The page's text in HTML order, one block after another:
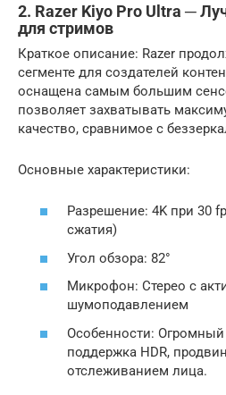
2. Razer Kiyo Pro Ultra ─
для стримов
Краткое описание: Razer
сегменте для создателей
оснащена самым большим
позволяет захватывать
качество, сравнимое с
Основные характеристики:
Разрешение: 4K при 30
сжатия)
Угол обзора: 82°
Микрофон: Стерео с
шумоподавлением
Особенности: Огромный
поддержка HDR,
отслеживанием лица.